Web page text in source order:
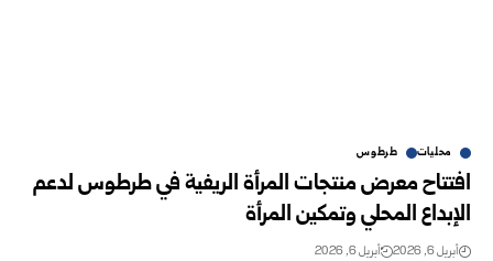
محليات طرطوس
افتتاح معرض منتجات المرأة الريفية في طرطوس لدعم
الإبداع المحلي وتمكين المرأة
أبريل 6, 2026 أبريل 6, 2026